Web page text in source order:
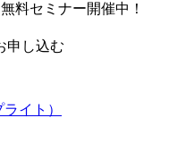
料セミナー開催中！
申し込む
イト）